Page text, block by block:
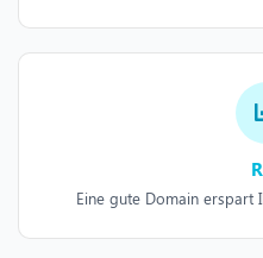
Eine gute Domain erspart